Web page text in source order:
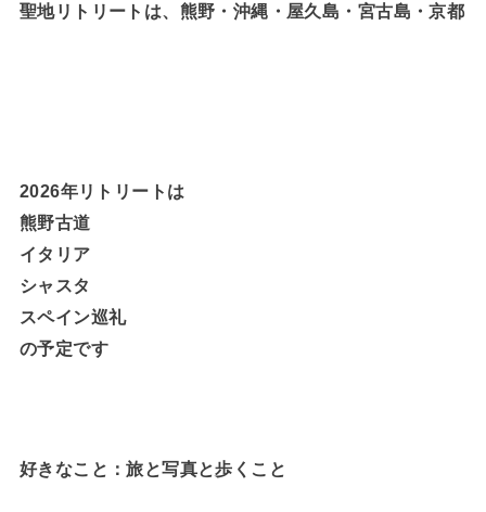
聖地リトリートは、熊野・沖縄・屋久島・宮古島・京都
2026年リトリートは
熊野古道
イタリア
シャスタ
スペイン巡礼
の予定です
好きなこと：旅と写真と歩くこと